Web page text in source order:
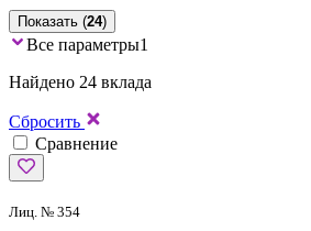
Показать (24)
Все параметры1
Найдено 24 вклада
Сбросить
Сравнение
Лиц. № 354